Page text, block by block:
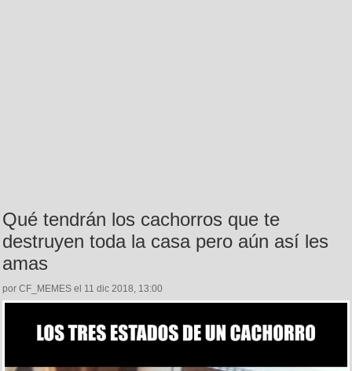
Qué tendrán los cachorros que te
destruyen toda la casa pero aún así les
amas
por CF_MEMES el 11 dic 2018, 13:00